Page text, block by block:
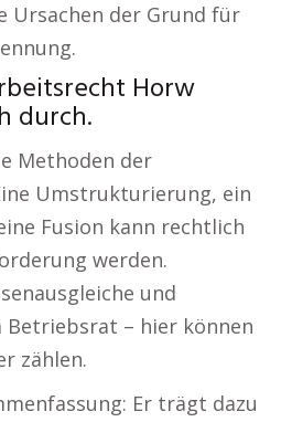
Ursachen der Grund für
Horw
durch.
Methoden der
Umstrukturierung, ein
Fusion kann rechtlich
werden.
und
Betriebsrat – hier können
zählen.
Er trägt dazu